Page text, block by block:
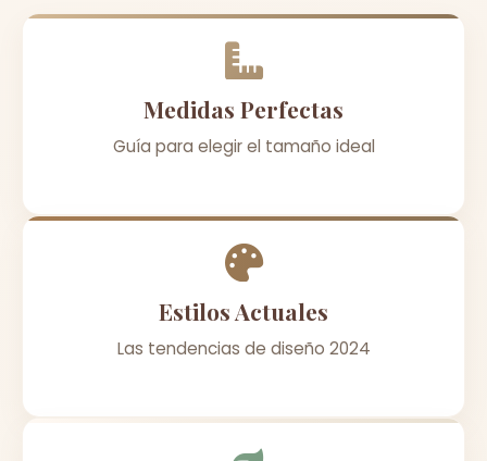
Medidas Perfectas
Guía para elegir el tamaño ideal
Estilos Actuales
Las tendencias de diseño 2024